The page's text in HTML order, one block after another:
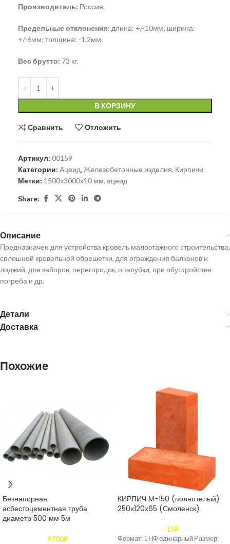
Производитель: Россия.
Предельные отклонения: длина: +/-10мм; ширина:
+/-6мм; толщина: -1,2мм.
Вес брутто: 73 кг.
В КОРЗИНУ
Сравнить Отложить
Артикул: 00159
Категории: Ацеид, Железобетонные изделия, Кирпичи
Метки: 1500х3000х10 мм, ацеид
Share:
Описание
Предназначен для устройства кровель малоэтажного строительства,
сплошной кровельной обрешетки, для ограждения балконов и
лоджий, для заборов, перегородок, опалубки, при обустройстве
погреба и др.
Детали
Доставка
Похожие
Безнапорная
асбестоцементная труба
диаметр 500 мм 5м
9700₽
КИРПИЧ М-150 (полнотелый)
250х120х65 (Смоленск)
15₽
Формат: 1 НФ одинарный Размер: